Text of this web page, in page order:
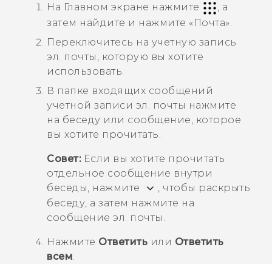
ПОДДЕРЖКАНа Главном экране нажмите
, а
затем найдите и нажмите «Почта».
Переключитесь на учетную запись
эл. почты, которую вы хотите
использовать.
В папке входящих сообщений
учетной записи эл. почты нажмите
на беседу или сообщение, которое
вы хотите прочитать.
Совет:Если вы хотите прочитать
отдельное сообщение внутри
беседы, нажмите
, чтобы раскрыть
беседу, а затем нажмите на
сообщение эл. почты.
Нажмите Ответить или Ответить
всем.